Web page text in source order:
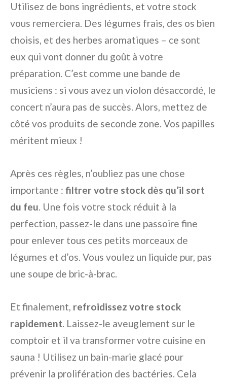
Utilisez de bons ingrédients, et votre stock
vous remerciera. Des légumes frais, des os bien
choisis, et des herbes aromatiques – ce sont
eux qui vont donner du goût à votre
préparation. C’est comme une bande de
musiciens : si vous avez un violon désaccordé, le
concert n’aura pas de succès. Alors, mettez de
côté vos produits de seconde zone. Vos papilles
méritent mieux !
Après ces règles, n’oubliez pas une chose
importante : filtrer votre stock dès qu’il sort
du feu. Une fois votre stock réduit à la
perfection, passez-le dans une passoire fine
pour enlever tous ces petits morceaux de
légumes et d’os. Vous voulez un liquide pur, pas
une soupe de bric-à-brac.
Et finalement, refroidissez votre stock
rapidement. Laissez-le aveuglement sur le
comptoir et il va transformer votre cuisine en
sauna ! Utilisez un bain-marie glacé pour
prévenir la prolifération des bactéries. Cela